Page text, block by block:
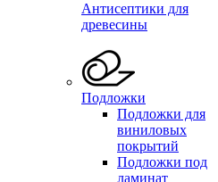
Антисептики для
древесины
Подложки
Подложки для
виниловых
покрытий
Подложки под
ламинат